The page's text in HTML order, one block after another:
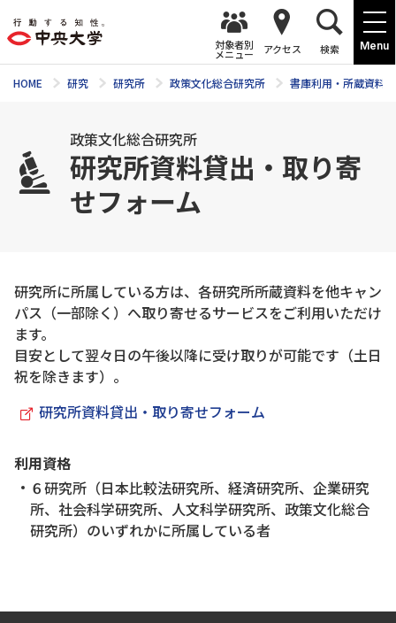
Menu
対象者別
メニュー アクセス 検索
HOME 研究 研究所 政策文化総合研究所 書庫利用・所蔵資料
政策文化総合研究所
研究所資料貸出・取り寄
せフォーム
研究所に所属している方は、各研究所所蔵資料を他キャン
パス（一部除く）へ取り寄せるサービスをご利用いただけ
ます。
目安として翌々日の午後以降に受け取りが可能です（土日
祝を除きます）。
研究所資料貸出・取り寄せフォーム
利用資格
６研究所（日本比較法研究所、経済研究所、企業研究
所、社会科学研究所、人文科学研究所、政策文化総合
研究所）のいずれかに所属している者